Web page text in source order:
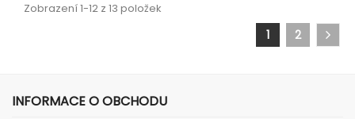
Zobrazení 1-12 z 13 položek
1 2
INFORMACE O OBCHODU